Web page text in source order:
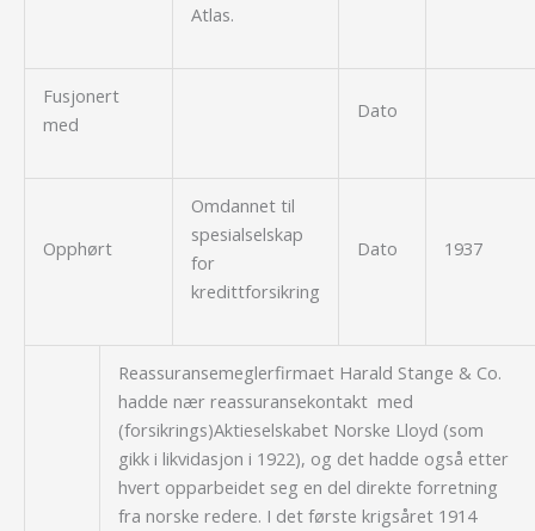
Atlas.
Fusjonert
med
Dato
Opphørt
Omdannet til
spesialselskap
for
kredittforsikring
Dato 1937
Reassuransemeglerfirmaet Harald Stange & Co.
hadde nær reassuransekontakt med
(forsikrings)Aktieselskabet Norske Lloyd (som
gikk i likvidasjon i 1922), og det hadde også etter
hvert opparbeidet seg en del direkte forretning
fra norske redere. I det første krigsåret 1914